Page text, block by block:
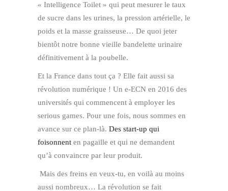
« Intelligence Toilet » qui peut mesurer le taux
de sucre dans les urines, la pression artérielle, le
poids et la masse graisseuse… De quoi jeter
bientôt notre bonne vieille bandelette urinaire
définitivement à la poubelle.
Et la France dans tout ça ? Elle fait aussi sa
révolution numérique ! Un e-ECN en 2016 des
universités qui commencent à employer les
serious games. Pour une fois, nous sommes en
avance sur ce plan-là. Des start-up qui
foisonnent en pagaille et qui ne demandent
qu’à convaincre par leur produit.
Mais des freins en veux-tu, en voilà au moins
aussi nombreux… La révolution se fait